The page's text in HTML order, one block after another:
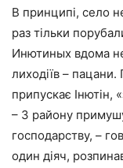
В принципі, село
раз тільки
Инютиных вдома
лиходіїв – пацани.
припускає Інютін,
– З району
господарству, –
один діяч,